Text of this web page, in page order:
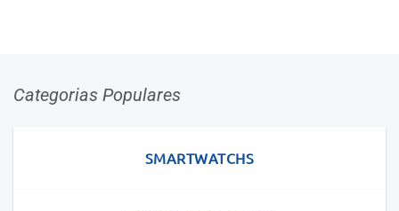
Categorias Populares
SMARTWATCHS